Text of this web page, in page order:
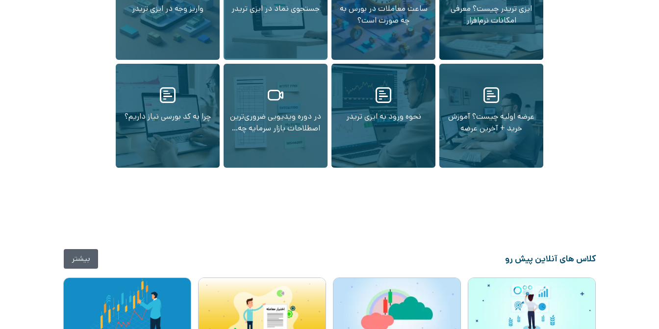
ایزی تریدر چیست؟ معرفی
امکانات نرم‌افزار
ساعت معاملات در بورس به
چه صورت است؟
جستجوی نماد در ایزی تریدر واریز وجه در ایزی تریدر
عرضه اولیه چیست؟ آموزش
خرید + آخرین عرضه‌
نحوه ورود به ایزی تریدر
در دوره ویدیویی ضروری‌ترین
اصطلاحات بازار سرمایه چه…
چرا به کد بورسی نیاز داریم؟
کلاس های آنلاین پیش رو بیشتر